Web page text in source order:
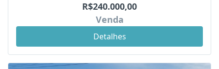
R$240.000,00
Venda
Detalhes